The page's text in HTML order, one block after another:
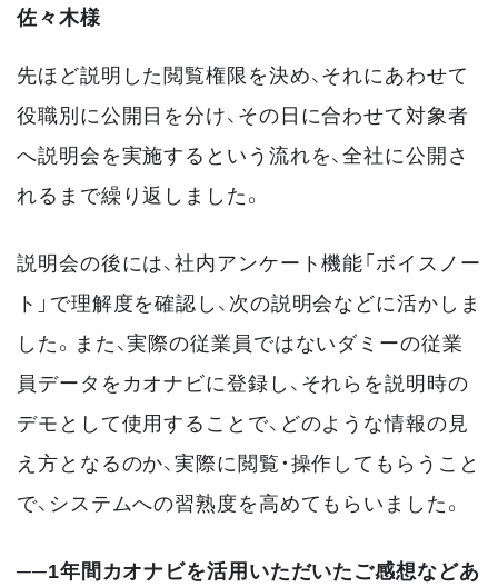
佐々木様
先ほど説明した閲覧権限を決め、それにあわせて
役職別に公開日を分け、その日に合わせて対象者
へ説明会を実施するという流れを、全社に公開さ
れるまで繰り返しました。
説明会の後には、社内アンケート機能「ボイスノー
ト」で理解度を確認し、次の説明会などに活かしま
した。また、実際の従業員ではないダミーの従業
員データをカオナビに登録し、それらを説明時の
デモとして使用することで、どのような情報の見
え方となるのか、実際に閲覧・操作してもらうこと
で、システムへの習熟度を高めてもらいました。
──1年間カオナビを活用いただいたご感想などあ